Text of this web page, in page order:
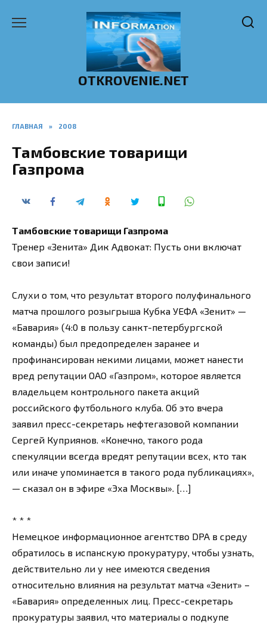
OTKROVENIE.NET
ГЛАВНАЯ » 2008
Тамбовские товарищи
Газпрома
Тамбовские товарищи Газпрома
Тренер «Зенита» Дик Адвокат: Пусть они включат
свои записи!
Слухи о том, что результат второго полуфинального
матча прошлого розыгрыша Кубка УЕФА «Зенит» —
«Бавария» (4:0 в пользу санкт-петербургской
команды) был предопределен заранее и
профинансирован некими лицами, может нанести
вред репутации ОАО «Газпром», которое является
владельцем контрольного пакета акций
российского футбольного клуба. Об это вчера
заявил пресс-секретарь нефтегазовой компании
Сергей Куприянов. «Конечно, такого рода
спекуляции всегда вредят репутации всех, кто так
или иначе упоминается в такого рода публикациях»,
— сказал он в эфире «Эха Москвы». […]
* * *
Немецкое информационное агентство DPA в среду
обратилось в испанскую прокуратуру, чтобы узнать,
действительно ли у нее имеются сведения
относительно влияния на результат матча «Зенит» –
«Бавария» определенных лиц. Пресс-секретарь
прокуратуры заявил, что материалы о подкупе